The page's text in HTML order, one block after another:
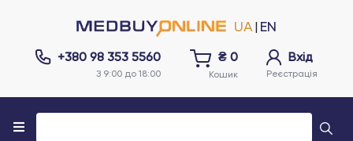
UA | EN
+380 98 353 5560
З 9:00 до 18:00
₴ 0
Кошик
Вхід
Реєстрація